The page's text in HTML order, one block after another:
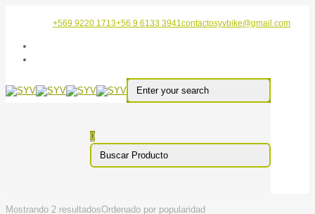
+569 9220 1713+56 9 6133 3941contactosyvbike@gmail.com
0
Mostrando 2 resultadosOrdenado por popularidad